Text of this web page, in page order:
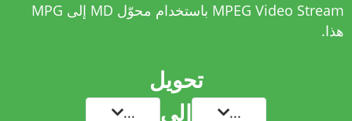
MPEG Video Stream باستخدام
محوّل MD إلى MPG
هذا.
تحويل
... إلى ...